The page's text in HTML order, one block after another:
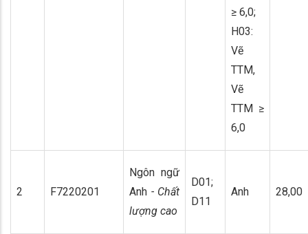
≥ 6,0;
H03:
Vẽ
TTM,
Vẽ
TTM ≥
6,0
2 F7220201
Ngôn ngữ
Anh - Chất
lượng cao
D01;
D11
Anh 28,00